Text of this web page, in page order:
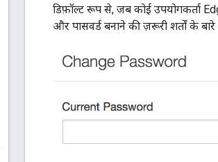
डिफ़ॉल्ट रूप से, जब कोई उपयोगकर्ता
और पासवर्ड बनाने की ज़रूरी शर्तों के